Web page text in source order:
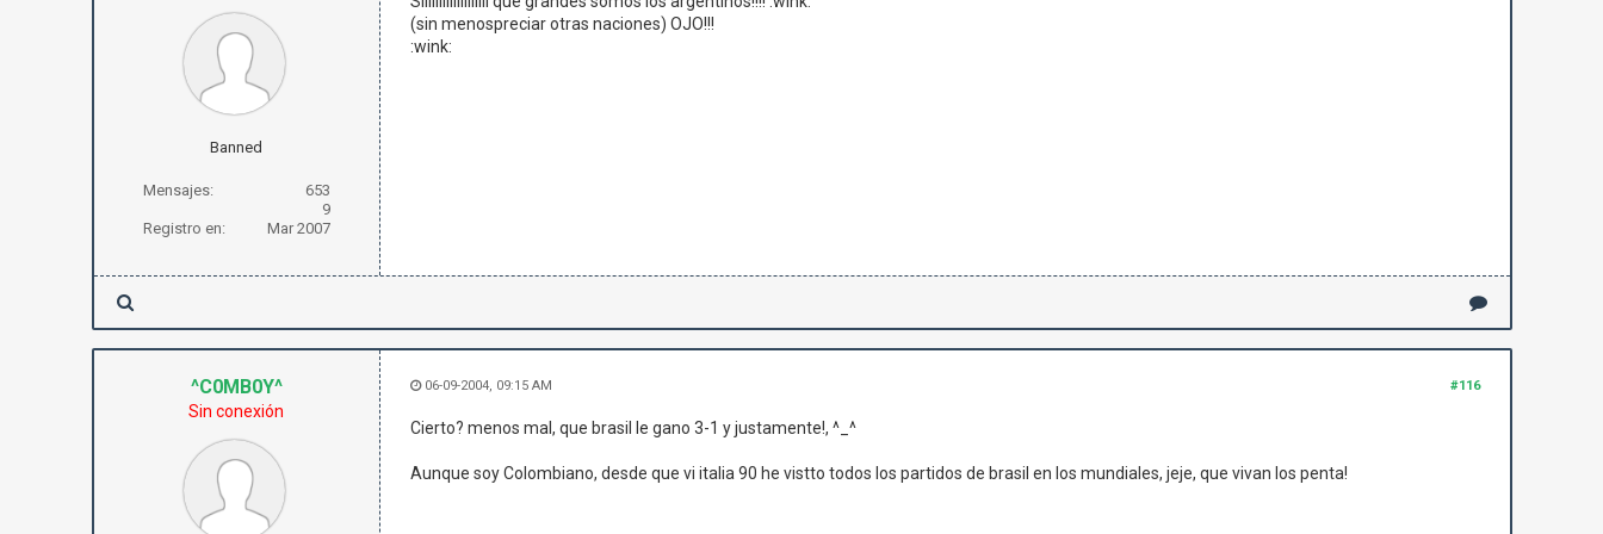
Banned
Mensajes:
653
9
Registro en:
Mar 2007
(sin menospreciar otras naciones) OJO!!!
:wink:
^C0MB0Y^
Sin conexión
#116
06-09-2004, 09:15 AM
Cierto? menos mal, que brasil le gano 3-1 y justamente!, ^_^
Aunque soy Colombiano, desde que vi italia 90 he vistto todos los partidos de brasil en los mundiales, jeje, que vivan los penta!